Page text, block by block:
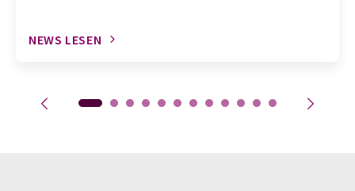
NEWS LESEN